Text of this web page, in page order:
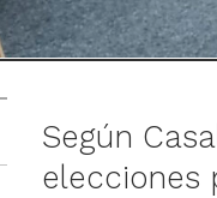
Según
elecciones